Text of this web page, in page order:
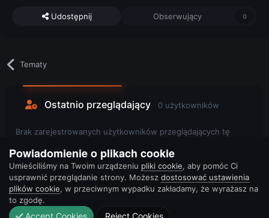
Udostępnij Obserwujący 0
Tematy
Ostatnio przeglądający 0 użytkowników
Brak zarejestrowanych użytkowników przeglądających tę
Powiadomienie o plikach cookie
Umieściliśmy na Twoim urządzeniu pliki cookie, aby pomóc Ci
usprawnić przeglądanie strony. Możesz dostosować ustawienia
plików cookie, w przeciwnym wypadku zakładamy, że wyrażasz na
to zgodę.
Accept Cookies Reject Cookies